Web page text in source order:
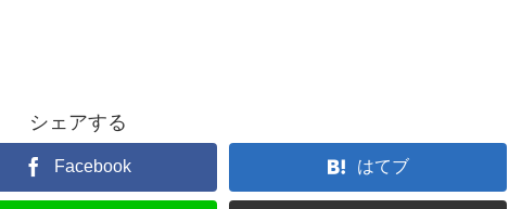
シェアする
Facebook はてブ